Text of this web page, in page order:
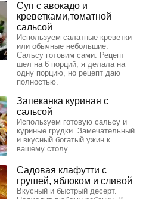
Суп с авокадо и
креветками,томатной
сальсой
Используем салатные креветки
или обычные небольшие.
Сальсу готовим сами. Рецепт
шел на 6 порций, я делала на
одну порцию, но рецепт даю
полностью.
Запеканка куриная с
сальсой
Используем готовую сальсу и
куриные грудки. Замечательный
и вкусный богатый ужин к
вашему столу.
Cадовая клафутти с
грушей, яблоком и сливой
Вкусный и быстрый десерт.